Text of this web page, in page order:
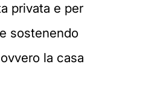
privata e per
sostenendo
la casa